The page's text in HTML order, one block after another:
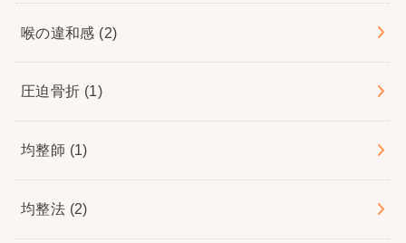
喉の違和感 (2)
圧迫骨折 (1)
均整師 (1)
均整法 (2)